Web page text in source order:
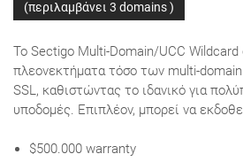
(περιλαμβάνει 3 domains )
Το Sectigo Multi-Domain/UCC Wildcard
πλεονεκτήματα τόσο των multi-
SSL, καθιστώντας το ιδανικό για
υποδομές. Επιπλέον, μπορεί να
$500.000 warranty